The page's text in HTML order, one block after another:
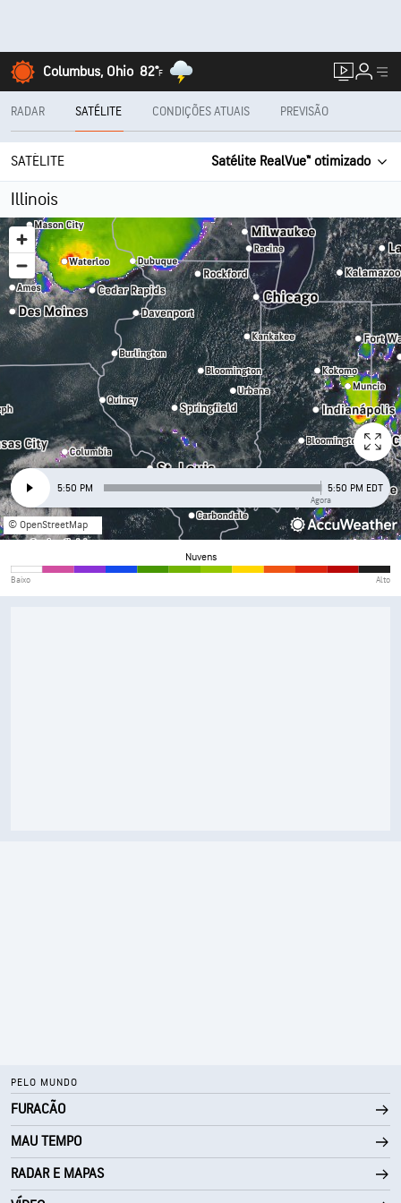
Columbus, Ohio 82°F
RADAR SATÉLITE CONDIÇÕES ATUAIS PREVISÃO
SATÉLITE Satélite RealVue™ otimizado
Illinois
5:50 PM
Agora
5:50 PM EDT
© OpenStreetMap
Nuvens
Baixo Alto
PELO MUNDO
FURACÃO
MAU TEMPO
RADAR E MAPAS